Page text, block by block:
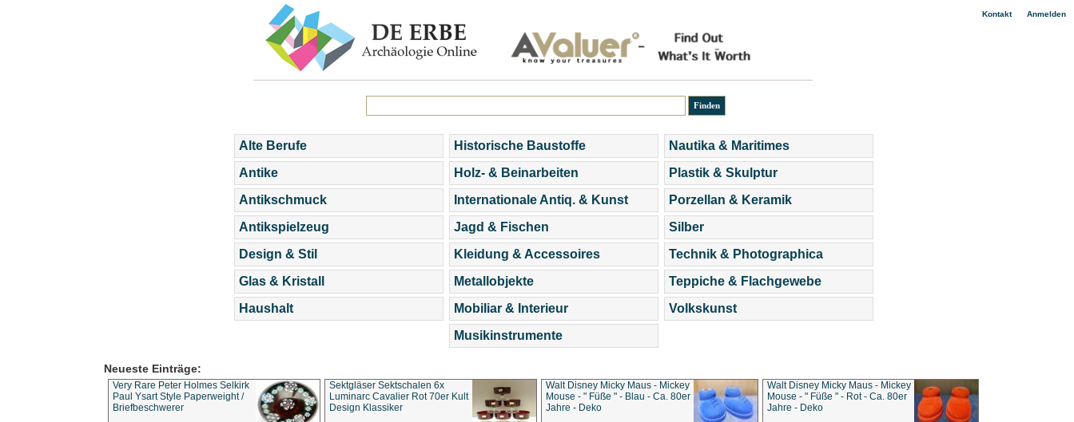
Kontakt| Anmelden
Alte Berufe
Antike
Antikschmuck
Antikspielzeug
Design & Stil
Glas & Kristall
Haushalt
Historische Baustoffe
Holz- & Beinarbeiten
Internationale Antiq. & Kunst
Jagd & Fischen
Kleidung & Accessoires
Metallobjekte
Mobiliar & Interieur
Musikinstrumente
Nautika & Maritimes
Plastik & Skulptur
Porzellan & Keramik
Silber
Technik & Photographica
Teppiche & Flachgewebe
Volkskunst
Neueste Einträge:
Very Rare Peter Holmes Selkirk
Paul Ysart Style Paperweight /
Briefbeschwerer
Sektgläser Sektschalen 6x
Luminarc Cavalier Rot 70er Kult
Design Klassiker
Walt Disney Micky Maus - Mickey
Mouse - " Füße " - Blau - Ca. 80er
Jahre - Deko
Walt Disney Micky Maus - Mickey
Mouse - " Füße " - Rot - Ca. 80er
Jahre - Deko